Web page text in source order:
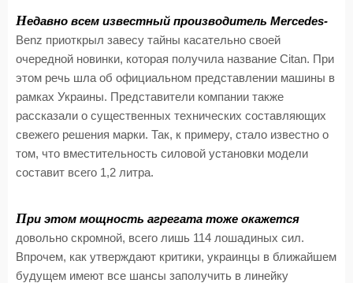
Недавно всем известный производитель Mercedes-
Benz приоткрыл завесу тайны касательно своей
очередной новинки, которая получила название Citan. При
этом речь шла об официальном представлении машины в
рамках Украины. Представители компании также
рассказали о существенных технических составляющих
свежего решения марки. Так, к примеру, стало известно о
том, что вместительность силовой установки модели
составит всего 1,2 литра.
При этом мощность агрегата тоже окажется
довольно скромной, всего лишь 114 лошадиных сил.
Впрочем, как утверждают критики, украинцы в ближайшем
будущем имеют все шансы заполучить в линейку